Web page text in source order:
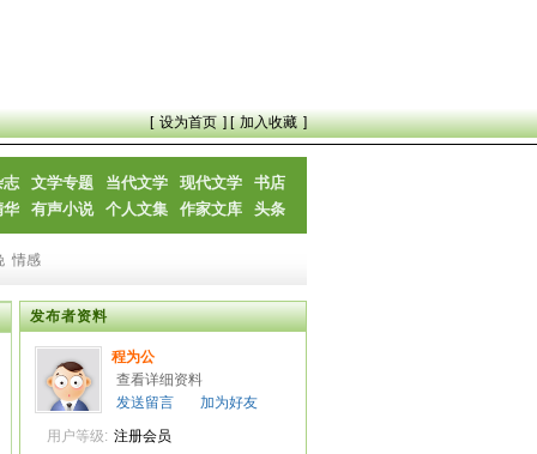
[ 设为首页 ] [ 加入收藏 ]
志 文学专题 当代文学 现代文学
书店
华
有声小说 个人文集 作家文库 头条
情感
发布者资料
程为公
查看详细资料
发送留言
加为好友
用户等级: 注册会员